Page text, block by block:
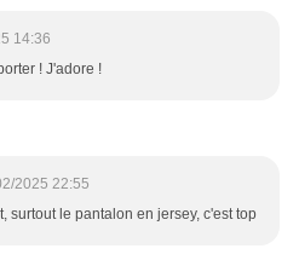
14:36
! J'adore !
2025 22:55
surtout le pantalon en jersey, c'est top